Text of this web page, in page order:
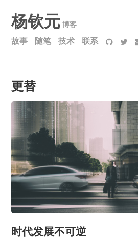
杨钦元 博客
故事 随笔 技术 联系
更替
时代发展不可逆